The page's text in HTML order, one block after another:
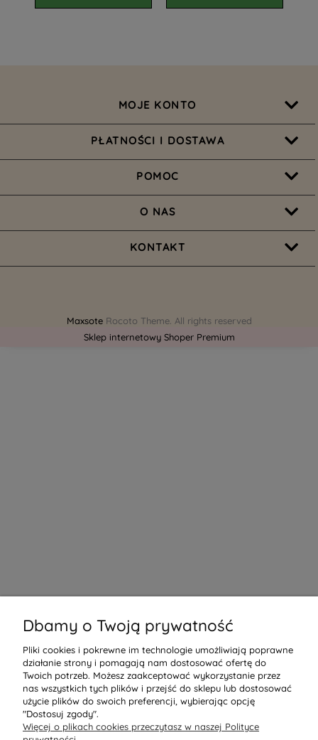
MOJE KONTO
PŁATNOŚCI I DOSTAWA
POMOC
O NAS
KONTAKT
MaxsoteRocoto Theme. All rights reserved
Sklep internetowy Shoper Premium
Dbamy o Twoją prywatność
Pliki cookies i pokrewne im technologie umożliwiają poprawne
działanie strony i pomagają nam dostosować ofertę do
Twoich potrzeb. Możesz zaakceptować wykorzystanie przez
nas wszystkich tych plików i przejść do sklepu lub dostosować
użycie plików do swoich preferencji, wybierając opcję
"Dostosuj zgody".
Więcej o plikach cookies przeczytasz w naszej Polityce